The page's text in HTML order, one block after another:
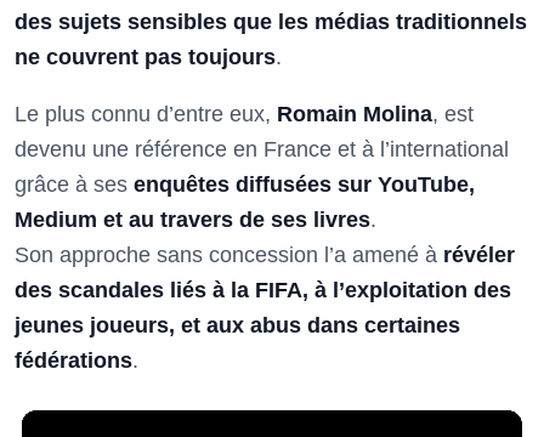
des sujets sensibles que les médias traditionnels
ne couvrent pas toujours.
Le plus connu d’entre eux, Romain Molina, est
devenu une référence en France et à l’international
grâce à ses enquêtes diffusées sur YouTube,
Medium et au travers de ses livres.
Son approche sans concession l’a amené à révéler
des scandales liés à la FIFA, à l’exploitation des
jeunes joueurs, et aux abus dans certaines
fédérations.